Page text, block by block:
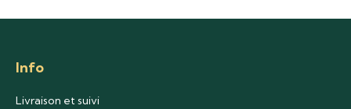
Info
Livraison et suivi